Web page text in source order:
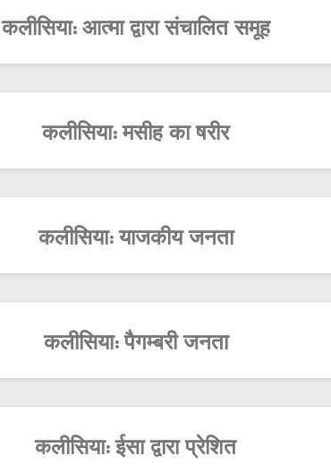
कलीसिया: आत्मा द्वारा संचालित समूह
कलीसिया: मसीह का षरीर
कलीसिया: याजकीय जनता
कलीसिया: पैगम्बरी जनता
कलीसिया: ईसा द्वारा प्रेशित